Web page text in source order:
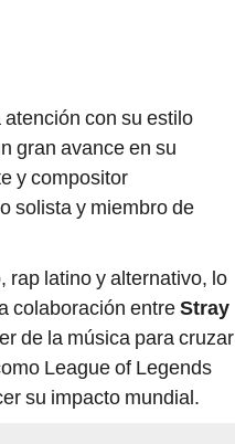
con su estilo
gran avance en su
y compositor
solista y miembro de
rap latino y alternativo, lo
colaboración entreStray
de la música para cruzar
League of Legends
su impacto mundial.